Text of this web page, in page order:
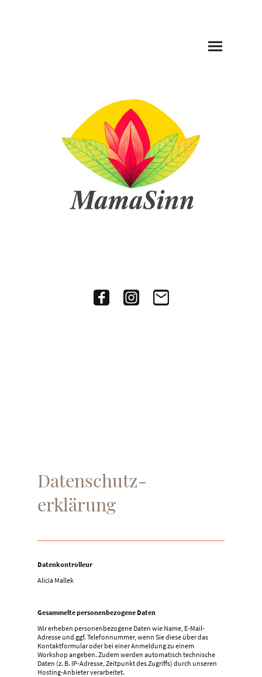
Datenschutz-
erklärung
Datenkontrolleur
Alicia Mallek
Gesammelte personenbezogene Daten
Wir erheben personenbezogene Daten wie Name, E-Mail-
Adresse und ggf. Telefonnummer, wenn Sie diese über das
Kontaktformular oder bei einer Anmeldung zu einem
Workshop angeben. Zudem werden automatisch technische
Daten (z. B. IP-Adresse, Zeitpunkt des Zugriffs) durch unseren
Hosting-Anbieter verarbeitet.